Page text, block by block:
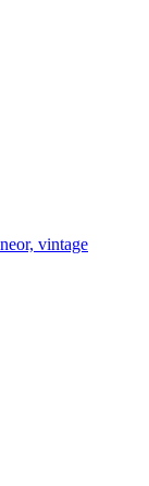
vintage